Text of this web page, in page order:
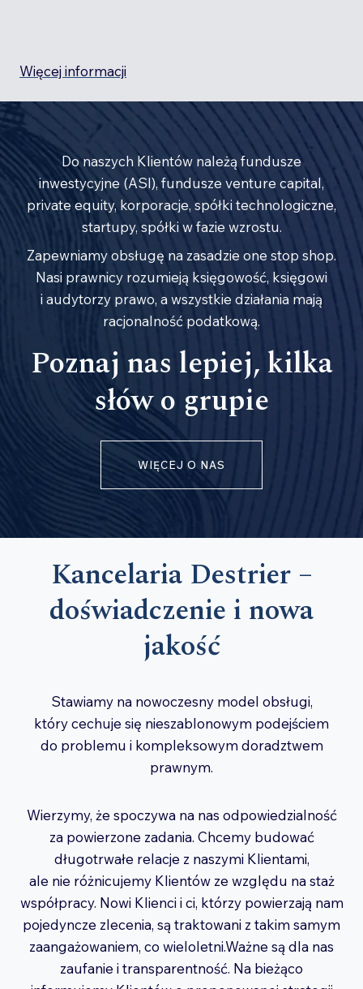
Więcej informacji
Do naszych Klientów należą fundusze
inwestycyjne (ASI), fundusze venture capital,
private equity, korporacje, spółki technologiczne,
startupy, spółki w fazie wzrostu.
Zapewniamy obsługę na zasadzie one stop shop.
Nasi prawnicy rozumieją księgowość, księgowi
i audytorzy prawo, a wszystkie działania mają
racjonalność podatkową.
Poznaj nas lepiej, kilka
słów o grupie
WIĘCEJ O NAS
Kancelaria Destrier –
doświadczenie i nowa
jakość
Stawiamy na nowoczesny model obsługi,
który cechuje się nieszablonowym podejściem
do problemu i kompleksowym doradztwem
prawnym.
Wierzymy, że spoczywa na nas odpowiedzialność
za powierzone zadania. Chcemy budować
długotrwałe relacje z naszymi Klientami,
ale nie różnicujemy Klientów ze względu na staż
współpracy. Nowi Klienci i ci, którzy powierzają nam
pojedyncze zlecenia, są traktowani z takim samym
zaangażowaniem, co wieloletni.Ważne są dla nas
zaufanie i transparentność. Na bieżąco